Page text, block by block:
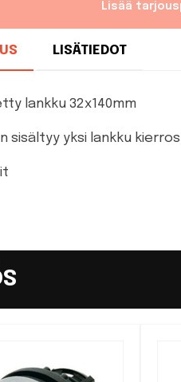
Lisää
LISÄTIEDOT
lankku 32x140mm
sisältyy yksi lankku